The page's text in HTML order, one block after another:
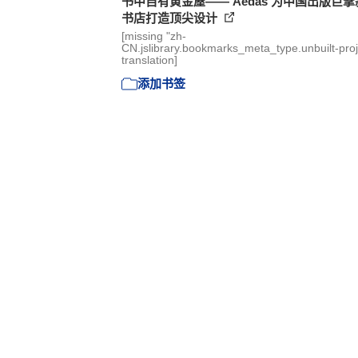
书店打造顶尖设计
[missing "zh-
CN.jslibrary.bookmarks_meta_type.unbuilt-
translation]
添加书签